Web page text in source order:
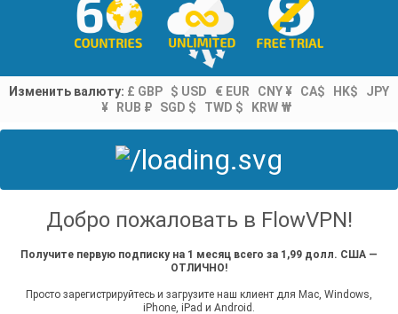
Изменить валюту: £ GBP $ USD € EUR CNY ¥ CA$ HK$
JPY
¥
RUB ₽ SGD $ TWD $ KRW ₩
Добро пожаловать в FlowVPN!
Получите первую подписку на 1 месяц всего за 1,99 долл. США —
ОТЛИЧНО!
Просто зарегистрируйтесь и загрузите наш клиент для Mac, Windows,
iPhone, iPad и Android.